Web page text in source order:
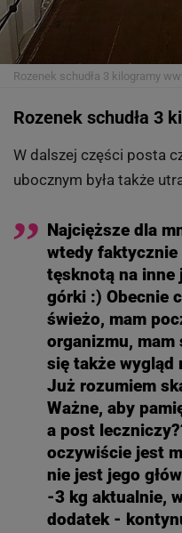
Rozenek schudła 3 kilogramy
Rozenek schudła 3
W dalszej części posta
ubocznym była także
Najcięższe dla
wtedy faktycznie
tęsknotą na inne
górki :) Obecnie
świeżo, mam
organizmu, mam
się także wygląd
Już rozumiem
Ważne, aby
a post
oczywiście jest
nie jest jego
-3 kg aktualnie,
dodatek -